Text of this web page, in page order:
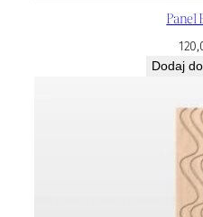
Panel
Dodaj